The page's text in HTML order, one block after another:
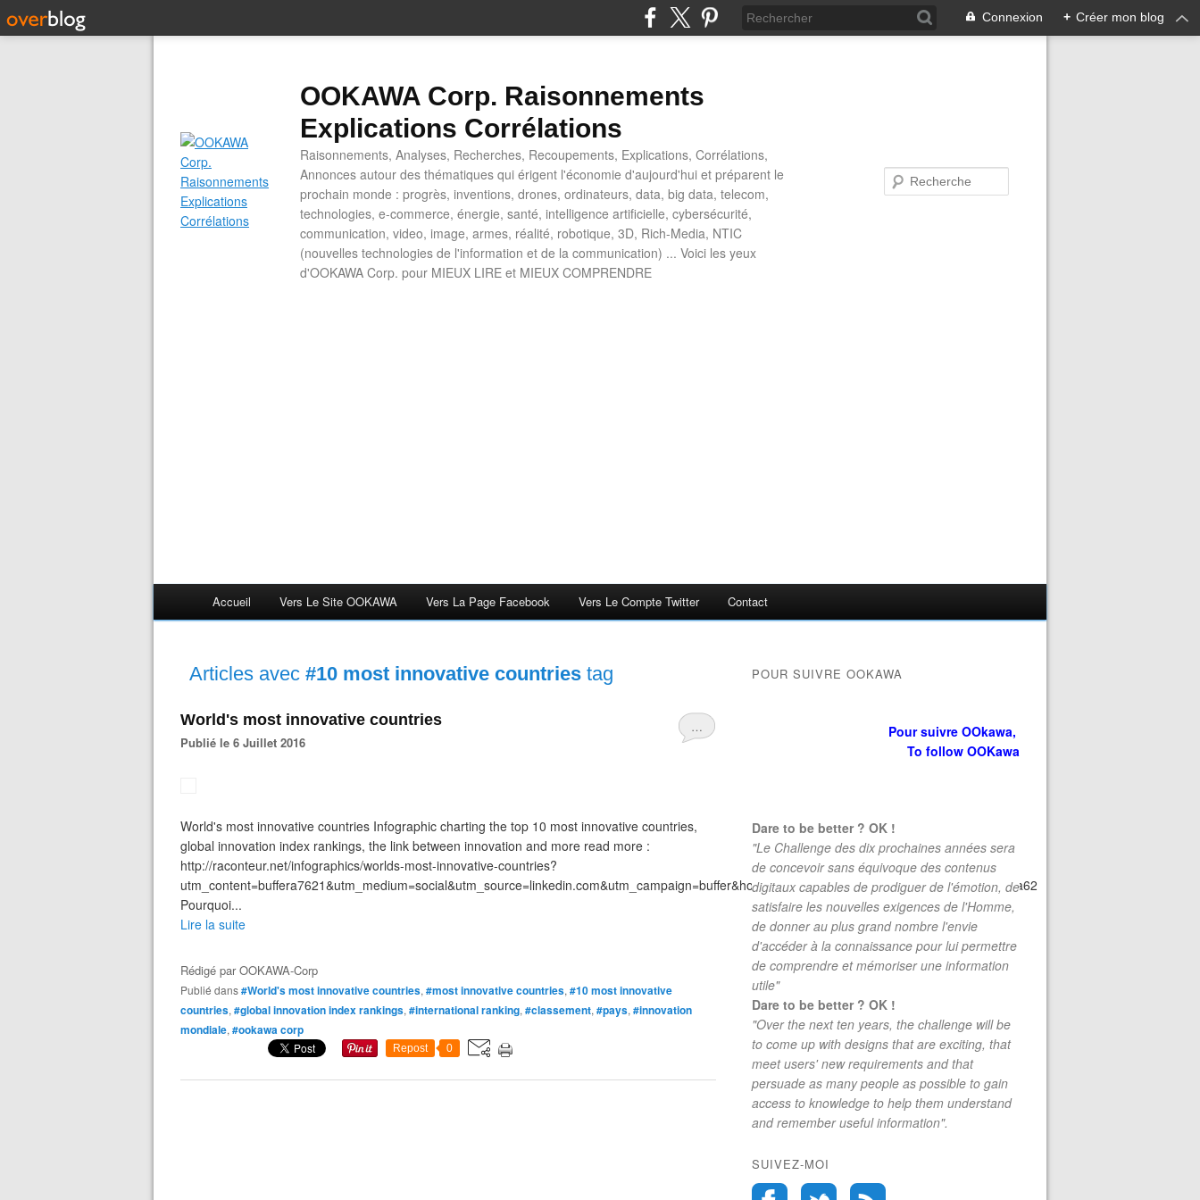
Connexion + Créer mon blog
OOKAWA Corp. Raisonnements
Explications Corrélations
Raisonnements, Analyses, Recherches, Recoupements, Explications, Corrélations,
Annonces autour des thématiques qui érigent l'économie d'aujourd'hui et préparent le
prochain monde : progrès, inventions, drones, ordinateurs, data, big data, telecom,
technologies, e-commerce, énergie, santé, intelligence artificielle, cybersécurité,
communication, video, image, armes, réalité, robotique, 3D, Rich-Media, NTIC
(nouvelles technologies de l'information et de la communication) ... Voici les yeux
d'OOKAWA Corp. pour MIEUX LIRE et MIEUX COMPRENDRE
Accueil Vers Le Site OOKAWA Vers La Page Facebook Vers Le Compte Twitter Contact
Articles avec #10 most innovative countries tag
…
World's most innovative countries
Publié le 6 Juillet 2016
World's most innovative countries Infographic charting the top 10 most innovative countries,
global innovation index rankings, the link between innovation and more read more :
http://raconteur.net/infographics/worlds-most-innovative-countries?
utm_content=buffera7621&utm_medium=social&utm_source=linkedin.com&utm_campaign=buffer&hootPostID=e52e804875ad682350a9735ee7d50a62​
Pourquoi...
Lire la suite
Rédigé parOOKAWA-Corp
Publié dans#World's most innovative countries, #most innovative countries, #10 most innovative
countries, #global innovation index rankings, #international ranking, #classement, #pays, #innovation
mondiale, #ookawa corp
Repost 0
POUR SUIVRE OOKAWA
Pour suivre OOkawa,
To follow OOKawa
Dare to be better ? OK !
"Le Challenge des dix prochaines années sera
de concevoir sans équivoque des contenus
digitaux capables de prodiguer de l'émotion, de
satisfaire les nouvelles exigences de l'Homme,
de donner au plus grand nombre l'envie
d'accéder à la connaissance pour lui permettre
de comprendre et mémoriser une information
utile"
Dare to be better ? OK !
"Over the next ten years, the challenge will be
to come up with designs that are exciting, that
meet users' new requirements and that
persuade as many people as possible to gain
access to knowledge to help them understand
and remember useful information".
SUIVEZ-MOI